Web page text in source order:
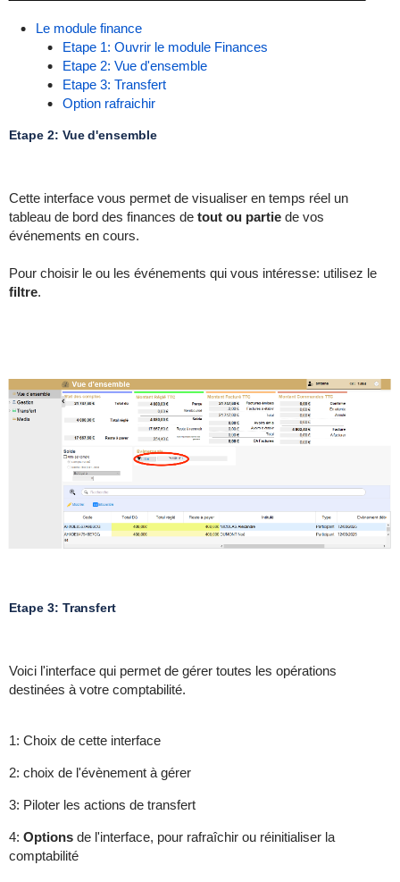
Le module finance
Etape 1: Ouvrir le module Finances
Etape 2: Vue d'ensemble
Etape 3: Transfert
Option rafraichir
Etape 2: Vue d'ensemble
Cette interface vous permet de visualiser en temps réel un
tableau de bord des finances de tout ou partiede vos
événements en cours.
Pour choisir le ou les événements qui vous intéresse: utilisez le
filtre.
Etape 3: Transfert
Voici l'interface qui permet de gérer toutes les opérations
destinées à votre comptabilité.
1: Choix de cette interface
2: choix de l'évènement à gérer
3: Piloter les actions de transfert
4: Options de l'interface, pour rafraîchir ou réinitialiser la
comptabilité